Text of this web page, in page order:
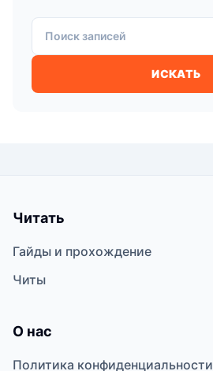
Поиск записей
ИСКАТЬ
Читать
Гайды и прохождение
Читы
О нас
Политика конфиденциальности